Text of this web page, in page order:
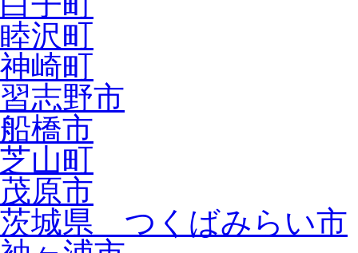
睦沢町
神崎町
習志野市
船橋市
芝山町
茂原市
茨城県 つくばみらい市